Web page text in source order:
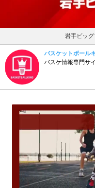
岩手ビッ
バスケットボール
バスケ情報専門サ